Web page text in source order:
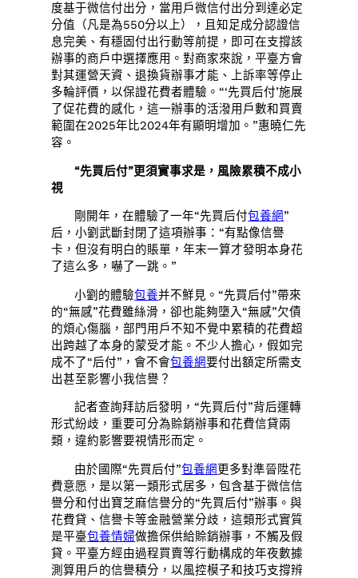
度基于微信付出分，當用戶微信付出分到達必定
分值（凡是為550分以上），且知足成分認證信
息完美、有穩固付出行動等前提，即可在支撐該
辦事的商戶中選擇應用。對商家來說，平臺方會
對其運營天資、退換貨辦事才能、上訴率等停止
多輪評價，以保證花費者體驗。“‘先買后付’施展
了促花費的感化，這一辦事的活潑用戶數和買賣
範圍在2025年比2024年有顯明增加。”惠曉仁先
容。
“先買后付”更須實事求是，風險累積不成小
視
剛開年，在體驗了一年“先買后付包養網”
后，小劉武斷封閉了這項辦事：“有點像信譽
卡，但沒有明白的賬單，年末一算才發明本身花
了這么多，嚇了一跳。”
小劉的體驗包養并不鮮見。“先買后付”帶來
的“無感”花費雖絲滑，卻也能夠墮入“無感”欠債
的煩心傷腦，部門用戶不知不覺中累積的花費超
出跨越了本身的蒙受才能。不少人擔心，假如完
成不了“后付”，會不會包養網要付出額定所需支
出甚至影響小我信譽？
記者查詢拜訪后發明，“先買后付”背后運轉
形式紛歧，重要可分為賒銷辦事和花費信貸兩
類，違約影響要視情形而定。
由於國際“先買后付”包養網更多對準晉陞花
費意愿，是以第一類形式居多，包含基于微信信
譽分和付出寶芝麻信譽分的“先買后付”辦事。與
花費貸、信譽卡等金融營業分歧，這類形式實質
是平臺包養情婦做擔保供給賒銷辦事，不觸及假
貸。平臺方經由過程買賣等行動構成的年夜數據
測算用戶的信譽積分，以風控模子和技巧支撐辨